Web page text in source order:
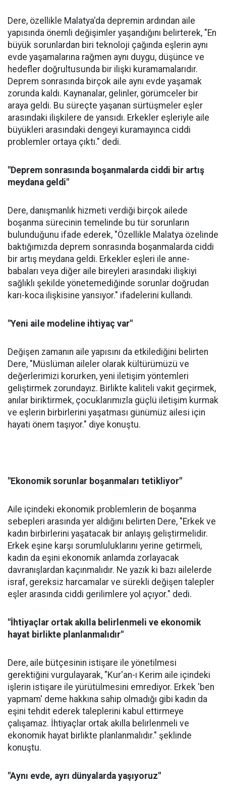
Dere, özellikle Malatya'da depremin ardından aile
yapısında önemli değişimler yaşandığını belirterek, "En
büyük sorunlardan biri teknoloji çağında eşlerin aynı
evde yaşamalarına rağmen aynı duygu, düşünce ve
hedefler doğrultusunda bir ilişki kuramamalarıdır.
Deprem sonrasında birçok aile aynı evde yaşamak
zorunda kaldı. Kaynanalar, gelinler, görümceler bir
araya geldi. Bu süreçte yaşanan sürtüşmeler eşler
arasındaki ilişkilere de yansıdı. Erkekler eşleriyle aile
büyükleri arasındaki dengeyi kuramayınca ciddi
problemler ortaya çıktı." dedi.
"Deprem sonrasında boşanmalarda ciddi bir artış
meydana geldi"
Dere, danışmanlık hizmeti verdiği birçok ailede
boşanma sürecinin temelinde bu tür sorunların
bulunduğunu ifade ederek, "Özellikle Malatya özelinde
baktığımızda deprem sonrasında boşanmalarda ciddi
bir artış meydana geldi. Erkekler eşleri ile anne-
babaları veya diğer aile bireyleri arasındaki ilişkiyi
sağlıklı şekilde yönetemediğinde sorunlar doğrudan
karı-koca ilişkisine yansıyor." ifadelerini kullandı.
"Yeni aile modeline ihtiyaç var"
Değişen zamanın aile yapısını da etkilediğini belirten
Dere, "Müslüman aileler olarak kültürümüzü ve
değerlerimizi korurken, yeni iletişim yöntemleri
geliştirmek zorundayız. Birlikte kaliteli vakit geçirmek,
anılar biriktirmek, çocuklarımızla güçlü iletişim kurmak
ve eşlerin birbirlerini yaşatması günümüz ailesi için
hayati önem taşıyor." diye konuştu.
"Ekonomik sorunlar boşanmaları tetikliyor"
Aile içindeki ekonomik problemlerin de boşanma
sebepleri arasında yer aldığını belirten Dere, "Erkek ve
kadın birbirlerini yaşatacak bir anlayış geliştirmelidir.
Erkek eşine karşı sorumluluklarını yerine getirmeli,
kadın da eşini ekonomik anlamda zorlayacak
davranışlardan kaçınmalıdır. Ne yazık ki bazı ailelerde
israf, gereksiz harcamalar ve sürekli değişen talepler
eşler arasında ciddi gerilimlere yol açıyor." dedi.
"İhtiyaçlar ortak akılla belirlenmeli ve ekonomik
hayat birlikte planlanmalıdır"
Dere, aile bütçesinin istişare ile yönetilmesi
gerektiğini vurgulayarak, "Kur'an-ı Kerim aile içindeki
işlerin istişare ile yürütülmesini emrediyor. Erkek 'ben
yapmam' deme hakkına sahip olmadığı gibi kadın da
eşini tehdit ederek taleplerini kabul ettirmeye
çalışamaz. İhtiyaçlar ortak akılla belirlenmeli ve
ekonomik hayat birlikte planlanmalıdır." şeklinde
konuştu.
"Aynı evde, ayrı dünyalarda yaşıyoruz"